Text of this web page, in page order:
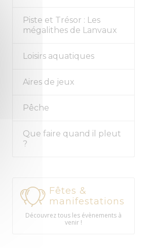
Piste et Trésor : Les
mégalithes de Lanvaux
Loisirs aquatiques
Aires de jeux
Pêche
Que faire quand il pleut
?
Fêtes &
manifestations
Découvrez tous les évènements à
venir !